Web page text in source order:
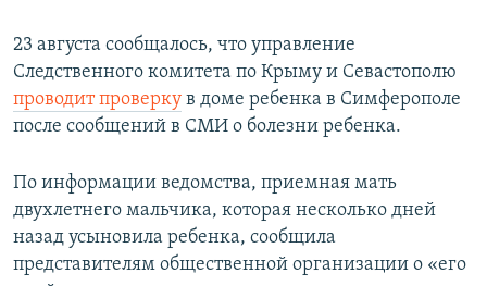
23 августа сообщалось, что управление
Следственного комитета по Крыму и Севастополю
проводит проверку в доме ребенка в Симферополе
после сообщений в СМИ о болезни ребенка.
По информации ведомства, приемная мать
двухлетнего мальчика, которая несколько дней
назад усыновила ребенка, сообщила
представителям общественной организации о «его